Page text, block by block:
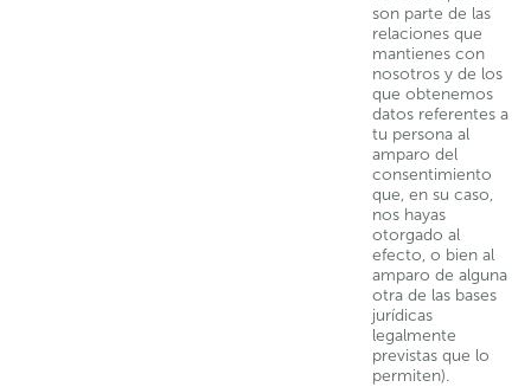
son parte de las
relaciones que
mantienes con
nosotros y de los
que obtenemos
datos referentes a
tu persona al
amparo del
consentimiento
que, en su caso,
nos hayas
otorgado al
efecto, o bien al
amparo de alguna
otra de las bases
jurídicas
legalmente
previstas que lo
permiten).